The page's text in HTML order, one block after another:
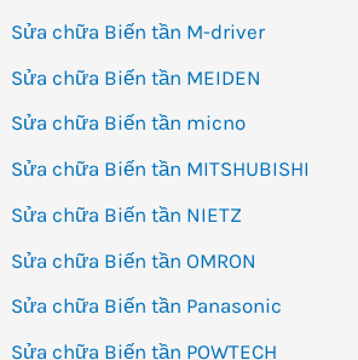
Sửa chữa Biến tần M-driver
Sửa chữa Biến tần MEIDEN
Sửa chữa Biến tần micno
Sửa chữa Biến tần MITSHUBISHI
Sửa chữa Biến tần NIETZ
Sửa chữa Biến tần OMRON
Sửa chữa Biến tần Panasonic
Sửa chữa Biến tần POWTECH